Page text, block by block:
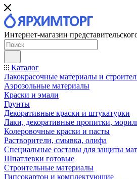
Интернет-магазин
Каталог
Лакокрасочные материалы и
Аэрозольные материалы
Краски и эмали
Грунты
Декоративные краски и штукатурки
Лаки, декоративные пропитки,
Колеровочные краски и пасты
Растворители, смывка, олифа
Специальные составы для защиты
Шпатлевки готовые
Строительные материалы
Гипсокартон и комплектующие